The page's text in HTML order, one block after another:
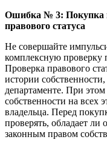
Ошибка № 3: Покупка
правового статуса
Не совершайте
комплексную проверку
Проверка правового
истории
департаменте. При
собственности на всех
владельца. Перед
проверять, обладает
законным правом